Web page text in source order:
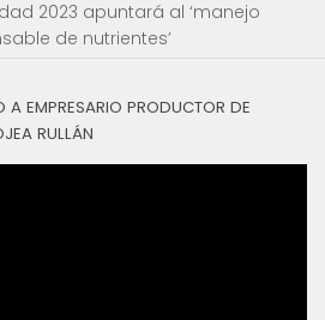
2023 apuntará al ‘manejo
de nutrientes’
A EMPRESARIO PRODUCTOR DE
RULLÁN